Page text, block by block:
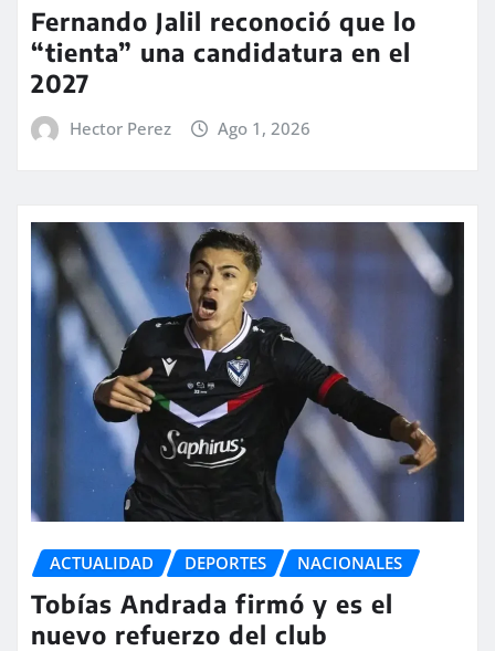
Fernando Jalil reconoció que lo
“tienta” una candidatura en el
2027
Hector Perez Ago 1, 2026
ACTUALIDAD DEPORTES NACIONALES
Tobías Andrada firmó y es el
nuevo refuerzo del club